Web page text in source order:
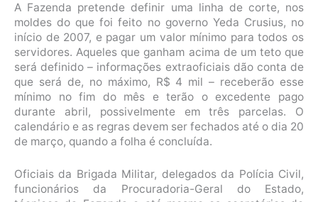
A Fazenda pretende definir uma linha de corte, nos
moldes do que foi feito no governo Yeda Crusius, no
início de 2007, e pagar um valor mínimo para todos os
servidores. Aqueles que ganham acima de um teto que
será definido – informações extraoficiais dão conta de
que será de, no máximo, R$ 4 mil – receberão esse
mínimo no fim do mês e terão o excedente pago
durante abril, possivelmente em três parcelas. O
calendário e as regras devem ser fechados até o dia 20
de março, quando a folha é concluída.
Oficiais da Brigada Militar, delegados da Polícia Civil,
funcionários da Procuradoria-Geral do Estado,